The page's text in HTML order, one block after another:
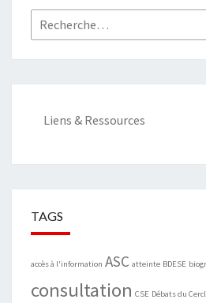
Rechercher :
Liens & Ressources
TAGS
accès à l'information ASC atteinte BDESE
consultation CSE Débats du